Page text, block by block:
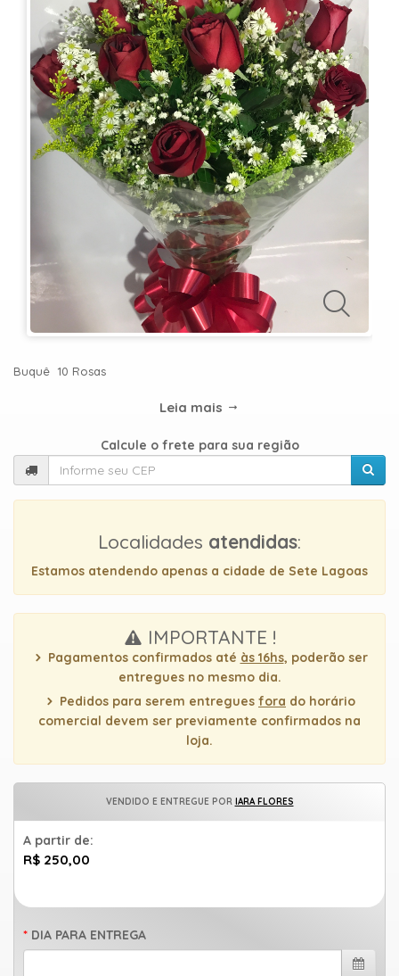
CESTAS
MIMOS
OCASIÕES
PARA
ELES
PRESENTES
31
9
0464
WhatsApp
nos
Buquê 10 Rosas
Leia mais
Calcule o frete para sua região
Localidades atendidas:
Estamos atendendo apenas a cidade de Sete Lagoas
IMPORTANTE !
Pagamentos confirmados até às 16hs, poderão ser
entregues no mesmo dia.
Pedidos para serem entregues fora do horário
comercial devem ser previamente confirmados na
loja.
VENDIDO E ENTREGUE POR IARA FLORES
A partir de:
R$ 250,00
DIA PARA ENTREGA